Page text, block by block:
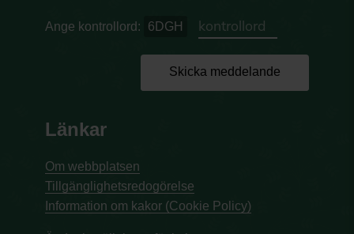
Ange kontrollord: 6DGH
Skicka meddelande
Länkar
Om webbplatsen
Tillgänglighetsredogörelse
Information om kakor (Cookie Policy)